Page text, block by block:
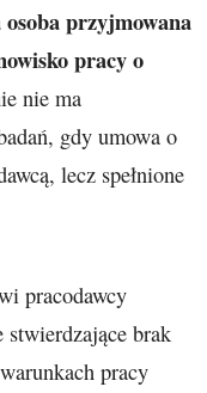
przyjmowana
pracy o
nie ma
gdy umowa o
lecz spełnione
pracodawcy
stwierdzające brak
pracy